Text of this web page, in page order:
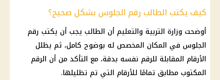
كيف يكتب الطالب رقم الجلوس بشكل صحيح؟
أوضحت وزارة التربية والتعليم أن الطالب يجب أن يكتب رقم
الجلوس في المكان المخصص له بوضوح كامل، ثم يظلل
الأرقام المقابلة للرقم نفسه بدقة، مع التأكد من أن الرقم
المكتوب مطابق تمامًا للأرقام التي تم تظليلها.